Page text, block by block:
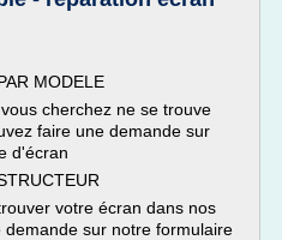
MODELE
cherchez ne se trouve
faire une demande sur
d'écran
votre écran dans nos
sur notre formulaire